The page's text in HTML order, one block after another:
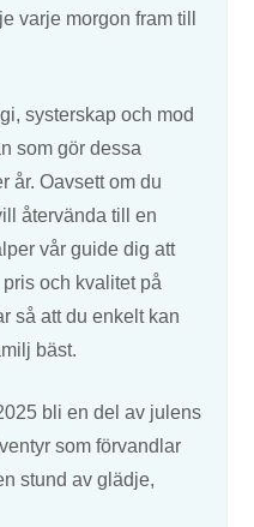
varje morgon fram till
systerskap och mod
som gör dessa
år. Oavsett om du
återvända till en
vår guide dig att
och kvalitet på
så att du enkelt kan
bäst.
bli en del av julens
som förvandlar
stund av glädje,